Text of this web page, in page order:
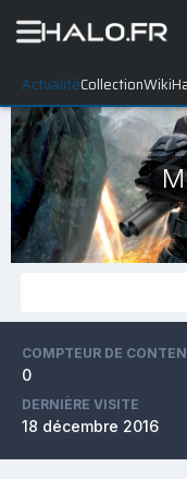
ActualitéCollection
COMPTEUR DE
0
DERNIÈRE VISITE
18 décembre 2016